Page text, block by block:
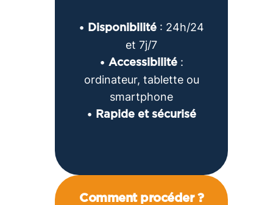
• Disponibilité : 24h/24
et 7j/7
• Accessibilité :
ordinateur, tablette ou
smartphone
•
Rapide et sécurisé
Comment procéder ?